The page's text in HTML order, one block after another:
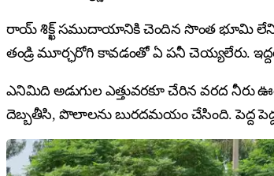
రాయ్ శిక్ఖ్ సముదాయానికి చెందిన సొంత భూమి లేని
తండ్రి మూర్ఛరోగి కావడంతో ఏ పనీ చెయ్యలేరు.
ఎనిమిది అడుగుల ఎత్తువరకూ చేరిన వరద నీరు
దెబ్బతీసి, పొలాలను బురదమయం చేసింది. పెద్ద